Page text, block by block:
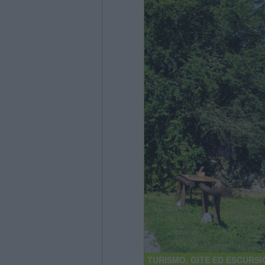
TURISMO, GITE ED